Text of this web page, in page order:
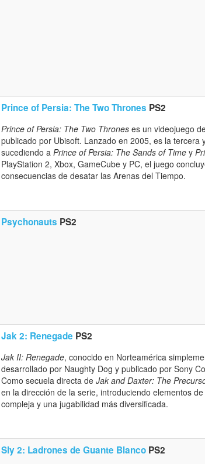
Prince of Persia: The Two Thrones PS2
Prince of Persia: The Two Thrones es un videojuego
publicado por Ubisoft. Lanzado en 2005, es la
sucediendo a Prince of Persia: The Sands of Time y
PlayStation 2, Xbox, GameCube y PC, el juego
consecuencias de desatar las Arenas del Tiempo.
Psychonauts PS2
Jak 2: Renegade PS2
Jak II: Renegade, conocido en Norteamérica
desarrollado por Naughty Dog y publicado por Sony
Como secuela directa de Jak and Daxter: The
en la dirección de la serie, introduciendo elementos
compleja y una jugabilidad más diversificada.
Sly 2: Ladrones de Guante Blanco PS2